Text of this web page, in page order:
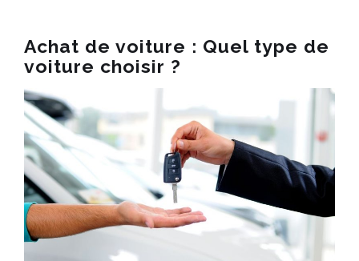
Achat de voiture : Quel type de
voiture choisir ?